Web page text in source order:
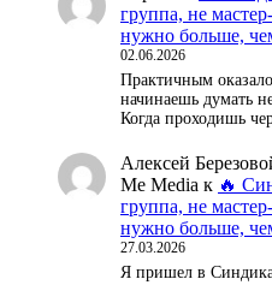
группа, не
нужно больше,
02.06.2026
Практичным
начинаешь думать
Когда проходишь
Алексей
Me Media к 🔥
группа, не
нужно больше,
27.03.2026
Я пришел в